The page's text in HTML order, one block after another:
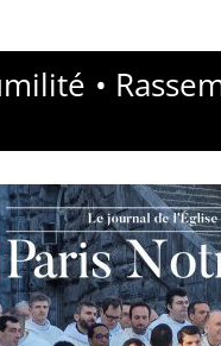
•